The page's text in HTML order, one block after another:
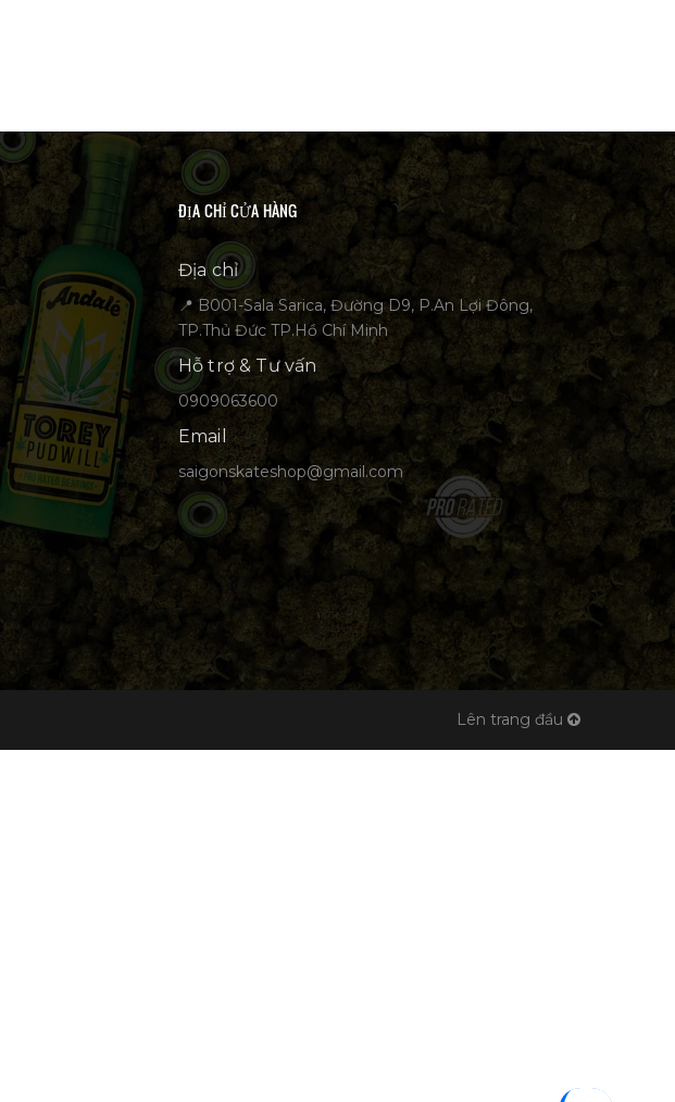
ĐỊA CHỈ CỬA HÀNG
Địa chỉ
📍 B001-Sala Sarica, Đường D9, P.An Lợi Đông,
TP.Thủ Đức TP.Hồ Chí Minh
Hỗ trợ & Tư vấn
0909063600
Email
saigonskateshop@gmail.com
Lên trang đầu